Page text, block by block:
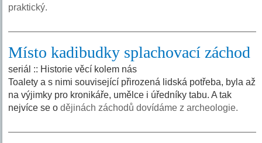
praktický.
Místo kadibudky splachovací záchod
seriál :: Historie věcí kolem nás
Toalety a s nimi související přirozená lidská potřeba, byla až
na výjimky pro kronikáře, umělce i úředníky tabu. A tak
nejvíce se odějinách záchodů dovídáme z archeologie.